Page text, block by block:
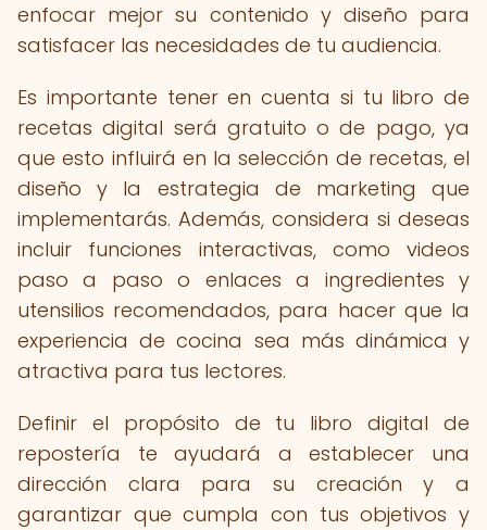
enfocar mejor su contenido y diseño para
satisfacer las necesidades de tu audiencia.
Es importante tener en cuenta si tu libro de
recetas digital será gratuito o de pago, ya
que esto influirá en la selección de recetas, el
diseño y la estrategia de marketing que
implementarás. Además, considera si deseas
incluir funciones interactivas, como videos
paso a paso o enlaces a ingredientes y
utensilios recomendados, para hacer que la
experiencia de cocina sea más dinámica y
atractiva para tus lectores.
Definir el propósito de tu libro digital de
repostería te ayudará a establecer una
dirección clara para su creación y a
garantizar que cumpla con tus objetivos y